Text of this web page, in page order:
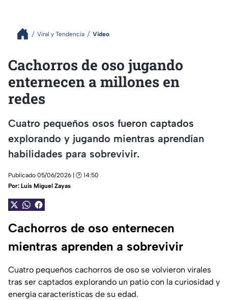
Viral y Tendencia Video
Cachorros de oso jugando
enternecen a millones en
redes
Cuatro pequeños osos fueron captados
explorando y jugando mientras aprendían
habilidades para sobrevivir.
Publicado 05/06/2026 | 🕑 14:50
Por: Luis Miguel Zayas
Cachorros de oso enternecen
mientras aprenden a sobrevivir
Cuatro pequeños cachorros de oso se volvieron virales
tras ser captados explorando un patio con la curiosidad y
energía características de su edad.